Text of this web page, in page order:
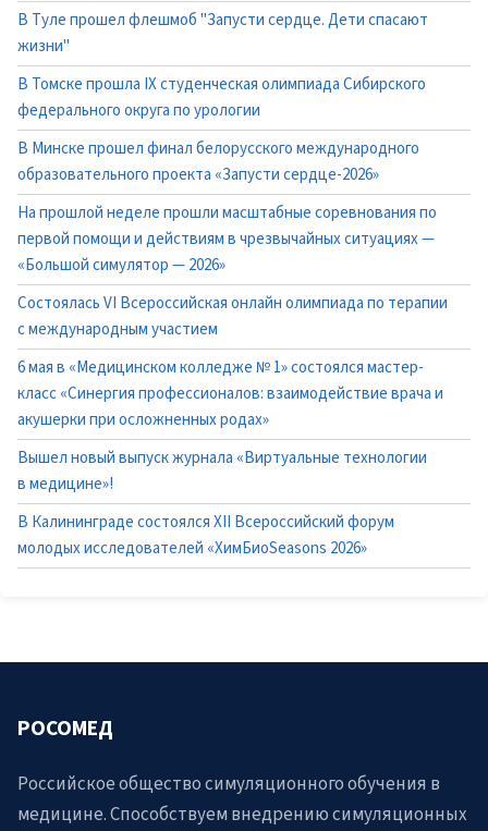
В Туле прошел флешмоб "Запусти сердце. Дети спасают
жизни"
В Томске прошла IX студенческая олимпиада Сибирского
федерального округа по урологии
В Минске прошел финал белорусского международного
образовательного проекта «Запусти сердце-2026»
На прошлой неделе прошли масштабные соревнования по
первой помощи и действиям в чрезвычайных ситуациях —
«Большой симулятор — 2026»
Состоялась VI Всероссийская онлайн олимпиада по терапии
с международным участием
6 мая в «Медицинском колледже № 1» состоялся мастер-
класс «Синергия профессионалов: взаимодействие врача и
акушерки при осложненных родах»
Вышел новый выпуск журнала «Виртуальные технологии
в медицине»!
В Калининграде состоялся XII Всероссийский форум
молодых исследователей «ХимБиоSeasons 2026»
РОСОМЕД
Российское общество симуляционного обучения в
медицине. Способствуем внедрению симуляционных